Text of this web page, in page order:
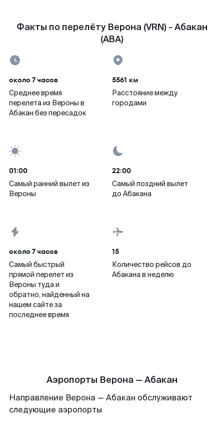
Факты по перелёту Верона (VRN) - Абакан
(ABA)
около 7 часов
Среднее время
перелета из Вероны в
Абакан без пересадок
5561 км
Расстояние между
городами
01:00
Самый ранний вылет из
Вероны
22:00
Самый поздний вылет
до Абакана
около 7 часов
Самый быстрый
прямой перелет из
Вероны туда и
обратно, найденный на
нашем сайте за
последнее время
15
Количество рейсов до
Абакана в неделю
Аэропорты Верона — Абакан
Направление Верона — Абакан обслуживают
следующие аэропорты